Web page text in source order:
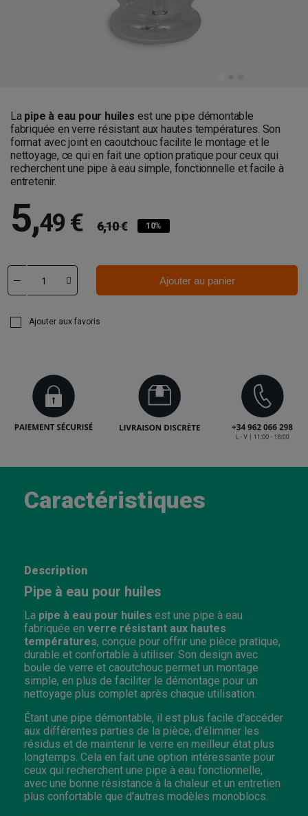
La pipe à eau pour huiles est une pipe démontable
fabriquée en verre résistant aux hautes températures. Son
format avec joint en caoutchouc facilite le montage et le
nettoyage, ce qui en fait une option pratique pour ceux qui
recherchent une pipe à eau simple, fonctionnelle et facile à
entretenir.
5,49 € 6,10 € 10%
Ajouter au panier
Ajouter aux favoris
Caractéristiques
Description
Pipe à eau pour huiles
La pipe à eau pour huiles est une pipe à eau
fabriquée en verre résistant aux hautes
températures, conçue pour offrir une pièce pratique,
durable et confortable à utiliser. Son design avec
boule de verre et caoutchouc permet un montage
simple, en plus de faciliter le démontage pour un
nettoyage plus complet après chaque utilisation.
Étant une pipe démontable, il est plus facile d'accéder
aux différentes parties de la pièce, d'éliminer les
résidus et de maintenir le verre en meilleur état plus
longtemps. Cela en fait une option intéressante pour
ceux qui recherchent une pipe à eau fonctionnelle,
avec une bonne résistance à la chaleur et un entretien
plus confortable que d'autres modèles monoblocs.